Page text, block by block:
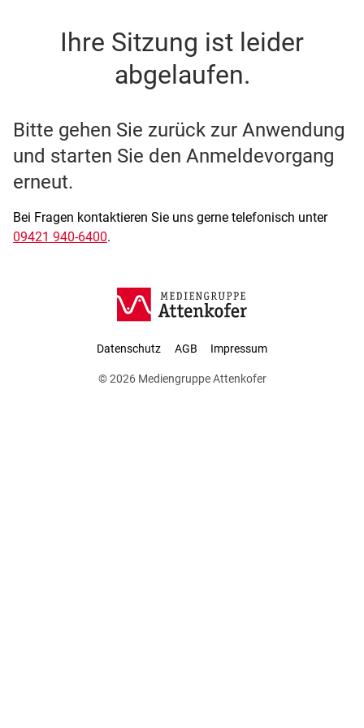
SSO Single-Sign-On der
Ihre Sitzung ist leider
abgelaufen.
Bitte gehen Sie zurück zur Anwendung
und starten Sie den Anmeldevorgang
erneut.
Bei Fragen kontaktieren Sie uns gerne telefonisch unter
09421 940-6400.
Datenschutz AGB Impressum
© 2026 Mediengruppe Attenkofer